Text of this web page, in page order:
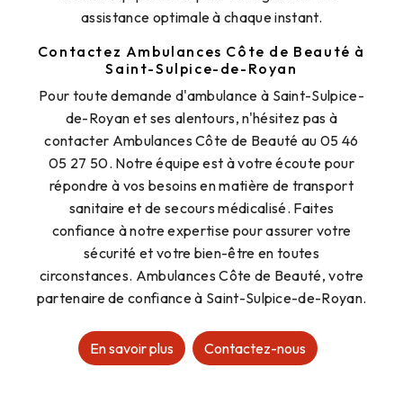
assistance optimale à chaque instant.
Contactez Ambulances Côte de Beauté à
Saint-Sulpice-de-Royan
Pour toute demande d'ambulance à Saint-Sulpice-
de-Royan et ses alentours, n'hésitez pas à
contacter Ambulances Côte de Beauté au 05 46
05 27 50. Notre équipe est à votre écoute pour
répondre à vos besoins en matière de transport
sanitaire et de secours médicalisé. Faites
confiance à notre expertise pour assurer votre
sécurité et votre bien-être en toutes
circonstances. Ambulances Côte de Beauté, votre
partenaire de confiance à Saint-Sulpice-de-Royan.
En savoir plus Contactez-nous